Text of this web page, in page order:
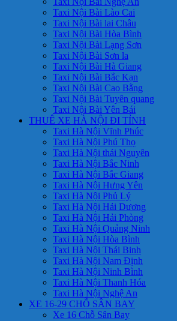
Taxi Nội Bài Lào Cai
Taxi Nội Bài lai Châu
Taxi Nội Bài Hòa Bình
Taxi Nội Bài Lạng Sơn
Taxi Nội Bài Sơn la
Taxi Nội Bài Hà Giang
Taxi Nội Bài Bắc Kạn
Taxi Nội Bài Cao Bằng
Taxi Nội Bài Tuyên quang
Taxi Nội Bài Yên Bái
THUÊ XE HÀ NỘI ĐI TỈNH
Taxi Hà Nội Vĩnh Phúc
Taxi Hà Nội Phú Thọ
Taxi Hà Nội thái Nguyên
Taxi Hà Nội Bắc Ninh
Taxi Hà Nội Bắc Giang
Taxi Hà Nội Hưng Yên
Taxi Hà Nội Phủ Lý
Taxi Hà Nội Hải Dương
Taxi Hà Nội Hải Phòng
Taxi Hà Nội Quảng Ninh
Taxi Hà Nội Hòa Bình
Taxi Hà Nội Thái Binh
Taxi Hà Nội Nam Định
Taxi Hà Nội Ninh Bình
Taxi Hà Nội Thanh Hóa
Taxi Hà Nội Nghệ An
XE 16-29 CHỖ SÂN BAY
Xe 16 Chỗ Sân Bay